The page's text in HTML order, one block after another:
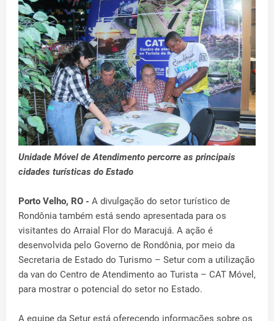
Unidade Móvel de Atendimento percorre as principais
cidades turísticas do Estado
Porto Velho, RO - A divulgação do setor turístico de
Rondônia também está sendo apresentada para os
visitantes do Arraial Flor do Maracujá. A ação é
desenvolvida pelo Governo de Rondônia, por meio da
Secretaria de Estado do Turismo – Setur com a utilização
da van do Centro de Atendimento ao Turista – CAT Móvel,
para mostrar o potencial do setor no Estado.
A equipe da Setur está oferecendo informações sobre os